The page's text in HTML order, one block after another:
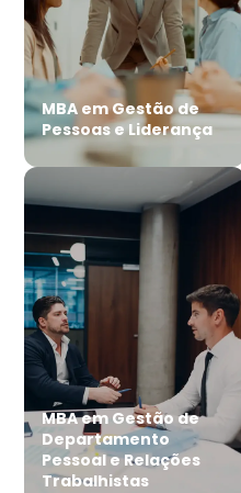
MBA em Gestão de
Pessoas e Liderança
MBA em Gestão de
Departamento
Pessoal e Relações
Trabalhistas